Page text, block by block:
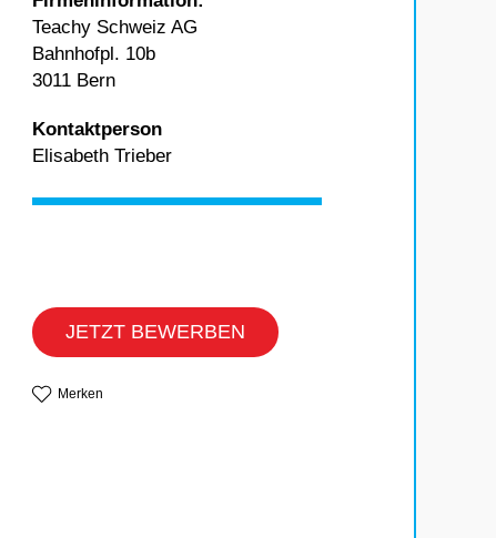
Teachy Schweiz AG
Bahnhofpl. 10b
3011 Bern
Kontaktperson
Elisabeth Trieber
JETZT BEWERBEN
Merken